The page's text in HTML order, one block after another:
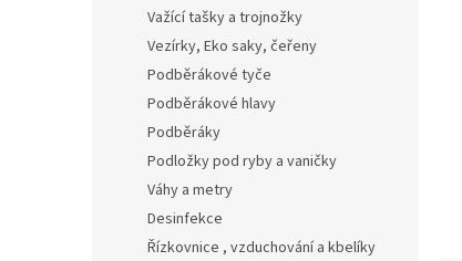
Važící tašky a trojnožky
Vezírky, Eko saky, čeřeny
Podběrákové tyče
Podběrákové hlavy
Podběráky
Podložky pod ryby a vaničky
Váhy a metry
Desinfekce
Řízkovnice , vzduchování a kbelíky